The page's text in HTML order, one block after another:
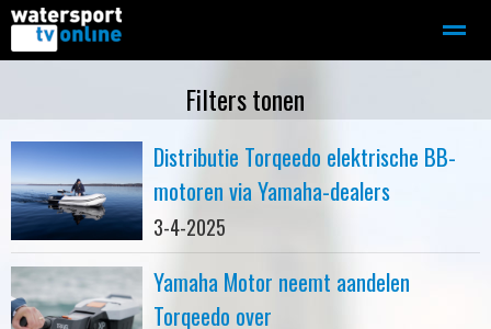
Motorboot-sloep Adverteren
Home
Filters tonen
Distributie Torqeedo elektrische BB-
motoren via Yamaha-dealers
3-4-2025
Yamaha Motor neemt aandelen
Torqeedo over